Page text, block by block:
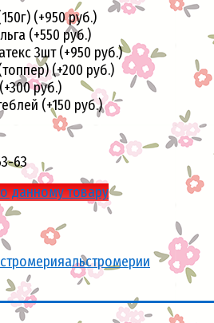
(+950 руб.)
(+550 руб.)
3шт (+950 руб.)
(+200 руб.)
300 руб.)
(+150 руб.)
63
данному товару
альстромерии